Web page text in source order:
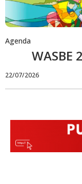
Agenda
WASBE
22/07/2026